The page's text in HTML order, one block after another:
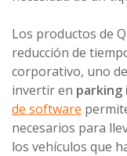
Los productos de
reducción de
corporativo, uno
invertir en
de software
necesarios para
los vehículos que